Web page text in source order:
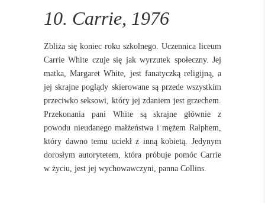
10. Carrie, 1976
Zbliża się koniec roku szkolnego. Uczennica liceum
Carrie White czuje się jak wyrzutek społeczny. Jej
matka, Margaret White, jest fanatyczką religijną, a
jej skrajne poglądy skierowane są przede wszystkim
przeciwko seksowi, który jej zdaniem jest grzechem.
Przekonania pani White są skrajne głównie z
powodu nieudanego małżeństwa i mężem Ralphem,
który dawno temu uciekł z inną kobietą. Jedynym
dorosłym autorytetem, która próbuje pomóc Carrie
w życiu, jest jej wychowawczyni, panna Collins.